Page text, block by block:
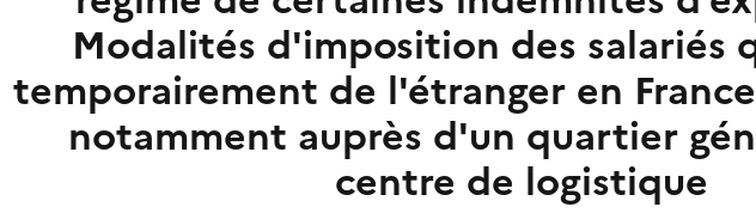
Modalités d'imposition des salariés
temporairement de l'étranger en
notamment auprès d'un quartier
centre de logistique